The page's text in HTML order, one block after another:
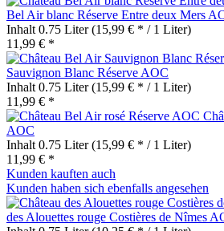
Bel Air blanc Réserve Entre deux Mers
Inhalt 0.75 Liter(15,99 € * / 1 Liter)
11,99 € *
Sauvignon Blanc Réserve AOC
Inhalt 0.75 Liter(15,99 € * / 1 Liter)
11,99 € *
AOC
Inhalt 0.75 Liter(15,99 € * / 1 Liter)
11,99 € *
Kunden kauften auch
Kunden haben sich ebenfalls angesehen
des Alouettes rouge Costières de Nîmes